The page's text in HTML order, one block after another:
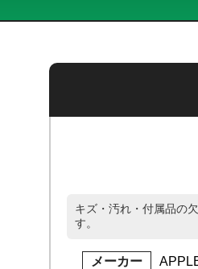
キズ・汚れ・付属品の
す。
メーカー